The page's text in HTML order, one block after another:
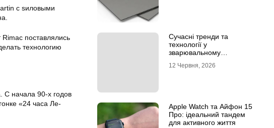
с sиловыми
поставлялись
технологию
С начала 90-х годов
«24 часа Ле-
Сучасні тренди та
технології у
зварювальному
магазин Аргон
12 Червня, 2026
Apple Watch та Айфон 15
Про: ідеальний тандем
для активного життя